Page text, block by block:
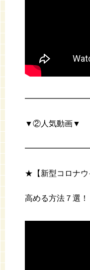
▼②人気動画▼
★【新型コロナウ
高める方法７選！